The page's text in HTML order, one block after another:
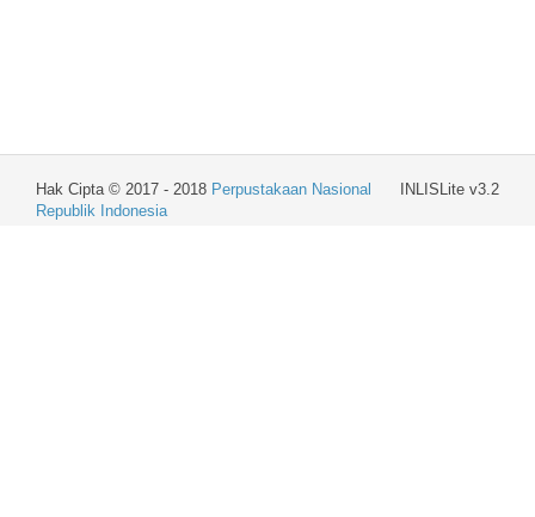
INLISLite v3.2
Hak Cipta © 2017 - 2018 Perpustakaan Nasional
Republik Indonesia